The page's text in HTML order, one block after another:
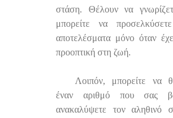
στάση. Θέλουν να
μπορείτε να
αποτελέσματα μόνο όταν
προοπτική στη ζωή.
Λοιπόν, μπορείτε να
έναν αριθμό που σας
ανακαλύψετε τον αληθινό